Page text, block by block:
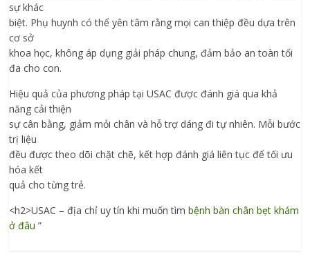
sự khác
biệt. Phụ huynh có thể yên tâm rằng mọi can thiệp đều dựa trên
cơ sở
khoa học, không áp dụng giải pháp chung, đảm bảo an toàn tối
đa cho con.
Hiệu quả của phương pháp tại USAC được đánh giá qua khả
năng cải thiện
sự cân bằng, giảm mỏi chân và hỗ trợ dáng đi tự nhiên. Mỗi bước
trị liệu
đều được theo dõi chặt chẽ, kết hợp đánh giá liên tục để tối ưu
hóa kết
quả cho từng trẻ.
<h2>USAC – địa chỉ uy tín khi muốn tìmbệnh bàn chân bẹt khám
ở đâu ”